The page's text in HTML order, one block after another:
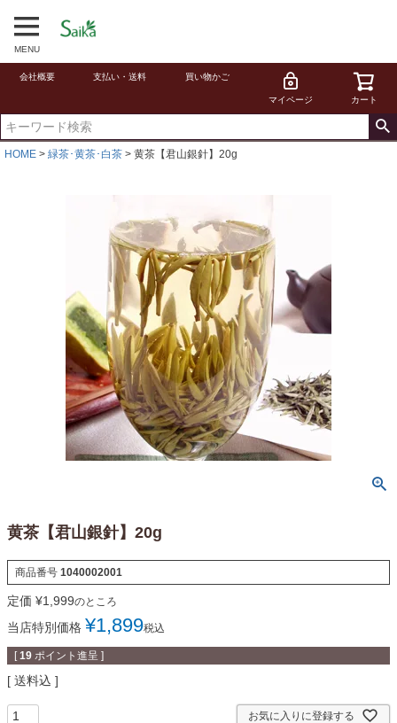
MENU
会社概要 支払い・送料 買い物かご
マイページ カート
HOME 緑茶･黄茶･白茶 黄茶【君山銀針】20g
黄茶【君山銀針】20g
商品番号 1040002001
定価 ¥1,999のところ
当店特別価格 ¥1,899税込
[ 19 ポイント進呈 ]
送料込
お気に入りに登録する